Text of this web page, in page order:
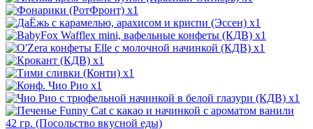
x1
x1
x1
x1
x1
x1
x1
x1